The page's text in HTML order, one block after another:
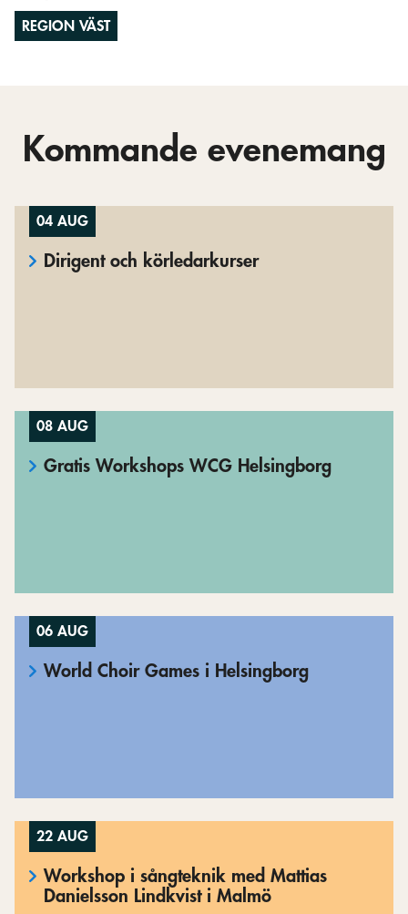
REGION VÄST
Kommande evenemang
04 AUG
Dirigent och körledarkurser
08 AUG
Gratis Workshops WCG Helsingborg
06 AUG
World Choir Games i Helsingborg
22 AUG
Workshop i sångteknik med Mattias
Danielsson Lindkvist i Malmö